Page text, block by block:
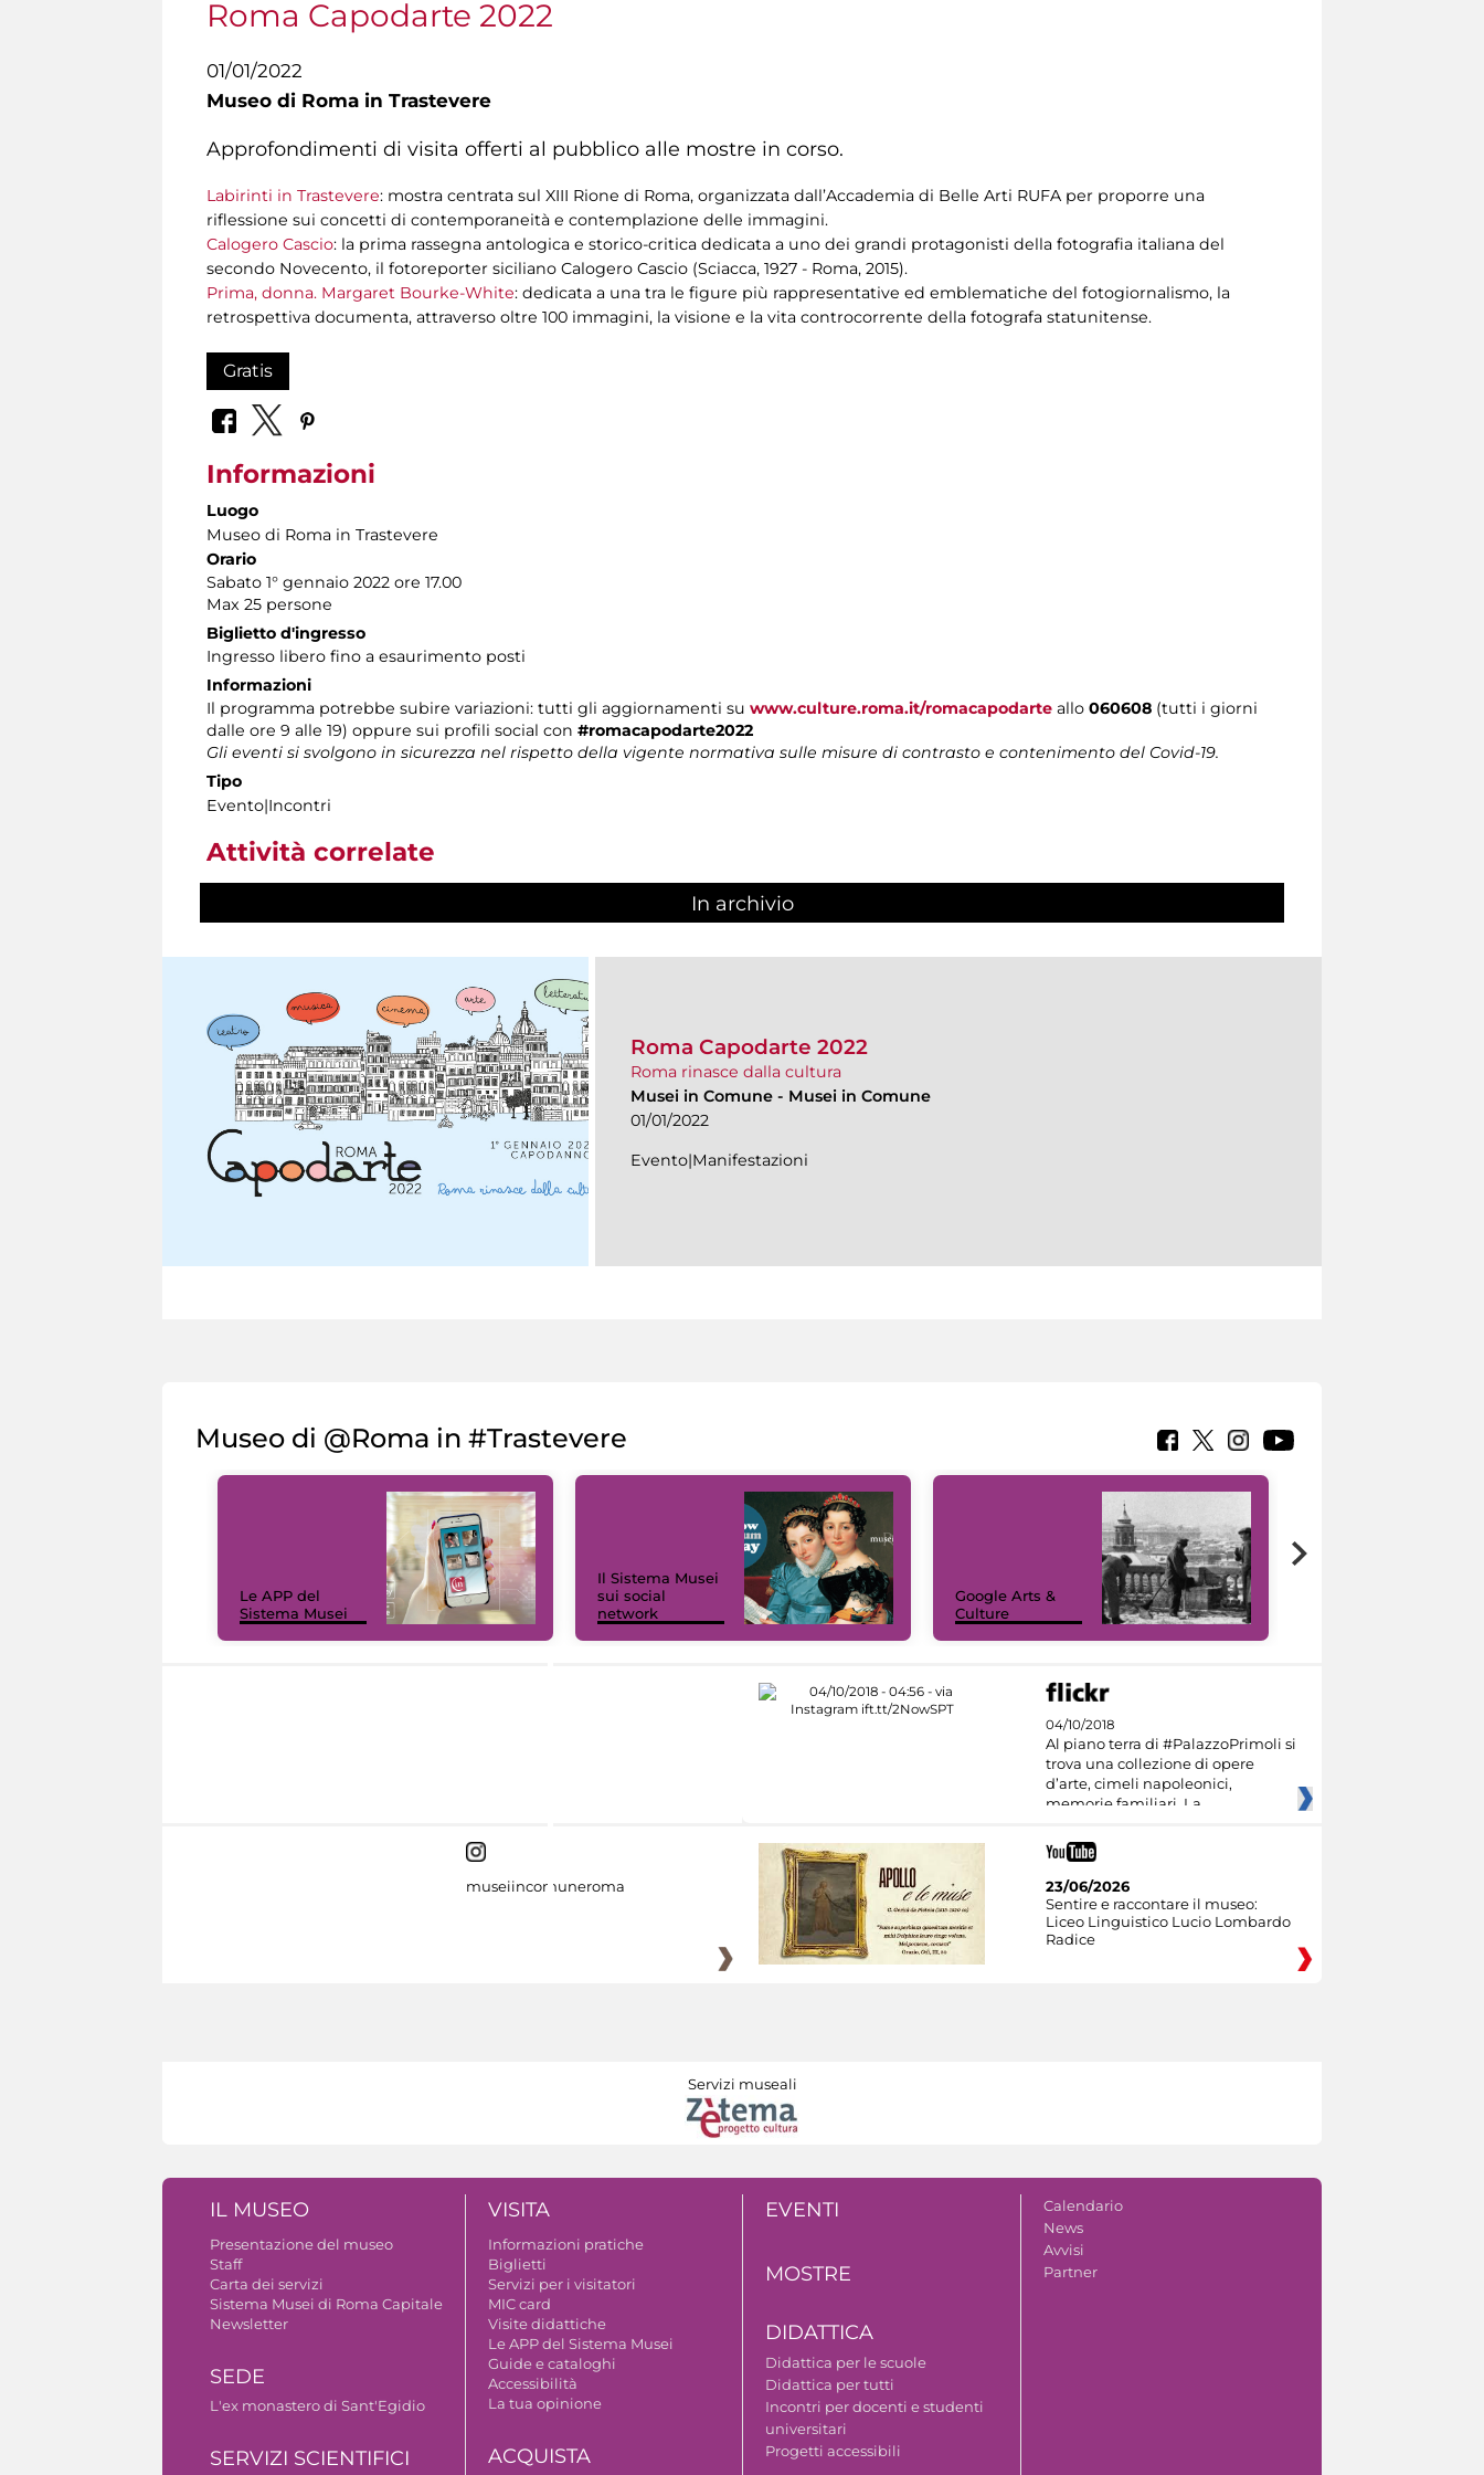
Roma Capodarte 2022
01/01/2022
Museo di Roma in Trastevere
Approfondimenti di visita offerti al pubblico alle mostre in corso.
Labirinti in Trastevere: mostra centrata sul XIII Rione di Roma, organizzata dall’Accademia di Belle Arti RUFA per proporre una
riflessione sui concetti di contemporaneità e contemplazione delle immagini.
Calogero Cascio: la prima rassegna antologica e storico-critica dedicata a uno dei grandi protagonisti della fotografia italiana del
secondo Novecento, il fotoreporter siciliano Calogero Cascio (Sciacca, 1927 - Roma, 2015).
Prima, donna. Margaret Bourke-White: dedicata a una tra le figure più rappresentative ed emblematiche del fotogiornalismo, la
retrospettiva documenta, attraverso oltre 100 immagini, la visione e la vita controcorrente della fotografa statunitense.
Gratis
Informazioni
Luogo
Museo di Roma in Trastevere
Orario
Sabato 1° gennaio 2022 ore 17.00
Max 25 persone
Biglietto d'ingresso
Ingresso libero fino a esaurimento posti
Informazioni
Il programma potrebbe subire variazioni: tutti gli aggiornamenti su www.culture.roma.it/romacapodarte allo 060608 (tutti i giorni
dalle ore 9 alle 19) oppure sui profili social con #romacapodarte2022
Gli eventi si svolgono in sicurezza nel rispetto della vigente normativa sulle misure di contrasto e contenimento del Covid-19.
Tipo
Evento|Incontri
Attività correlate
In archivio
Roma Capodarte 2022
Roma rinasce dalla cultura
Musei in Comune - Musei in Comune
01/01/2022
Evento|Manifestazioni
Museo di @Roma in #Trastevere
Le APP del
Sistema Musei
Il Sistema Musei
sui social
network
Google Arts &
Culture
04/10/2018
Al piano terra di #PalazzoPrimoli si
trova una collezione di opere
d’arte, cimeli napoleonici,
memorie familiari. La
museiincomuneroma
23/06/2026
Sentire e raccontare il museo:
Liceo Linguistico Lucio Lombardo
Radice
Servizi museali
IL MUSEO
Presentazione del museo
Staff
Carta dei servizi
Sistema Musei di Roma Capitale
Newsletter
SEDE
L'ex monastero di Sant'Egidio
SERVIZI SCIENTIFICI
VISITA
Informazioni pratiche
Biglietti
Servizi per i visitatori
MIC card
Visite didattiche
Le APP del Sistema Musei
Guide e cataloghi
Accessibilità
La tua opinione
ACQUISTA
EVENTI
MOSTRE
DIDATTICA
Didattica per le scuole
Didattica per tutti
Incontri per docenti e studenti
universitari
Progetti accessibili
Calendario
News
Avvisi
Partner